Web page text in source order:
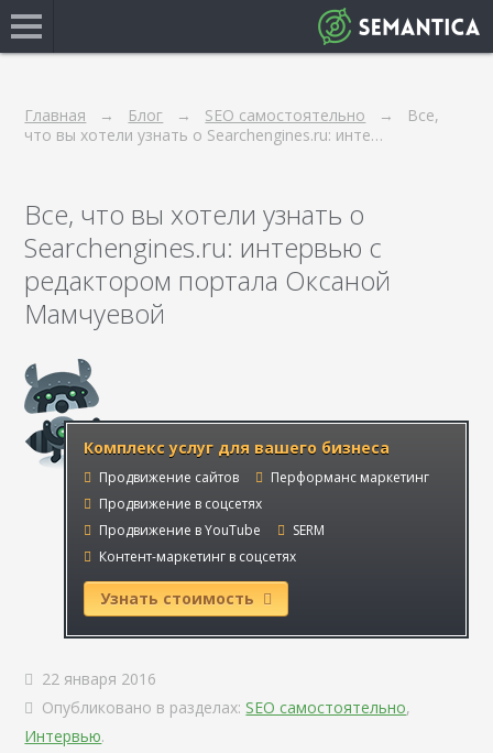
Главная Блог SEO самостоятельно
Все,
что вы хотели узнать о Searchengines.ru: инте…
Все, что вы хотели узнать о
Searchengines.ru: интервью с
редактором портала Оксаной
Мамчуевой
Комплекс услуг для вашего бизнеса
Продвижение сайтов
Перформанс маркетинг
Продвижение в соцсетях
Продвижение в YouTube
SERM
Контент-маркетинг в соцсетях
Узнать стоимость
22 января 2016
Опубликовано в разделах: SEO самостоятельно,
Интервью.